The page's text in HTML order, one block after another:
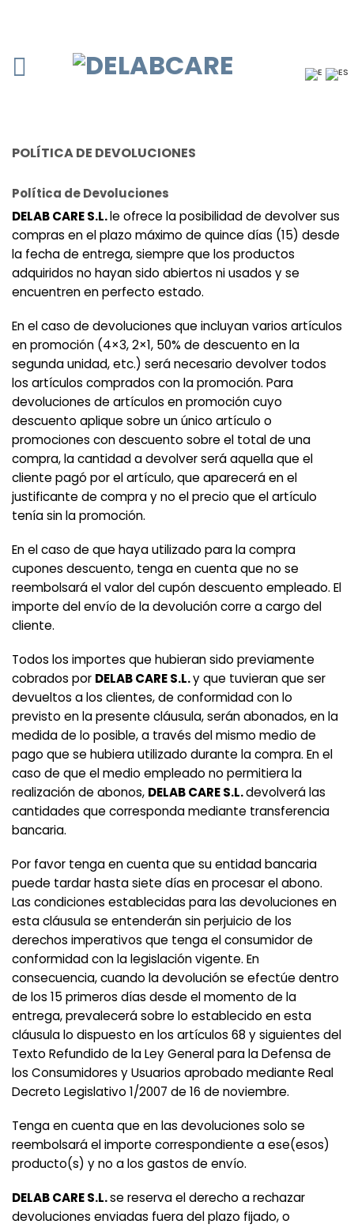
POLÍTICA DE DEVOLUCIONES
Política de Devoluciones
DELAB CARE S.L.le ofrece la posibilidad de devolver sus
compras en el plazo máximo de quince días (15) desde
la fecha de entrega, siempre que los productos
adquiridos no hayan sido abiertos ni usados y se
encuentren en perfecto estado.
En el caso de devoluciones que incluyan varios artículos
en promoción (4×3, 2×1, 50% de descuento en la
segunda unidad, etc.) será necesario devolver todos
los artículos comprados con la promoción. Para
devoluciones de artículos en promoción cuyo
descuento aplique sobre un único artículo o
promociones con descuento sobre el total de una
compra, la cantidad a devolver será aquella que el
cliente pagó por el artículo, que aparecerá en el
justificante de compra y no el precio que el artículo
tenía sin la promoción.
En el caso de que haya utilizado para la compra
cupones descuento, tenga en cuenta que no se
reembolsará el valor del cupón descuento empleado. El
importe del envío de la devolución corre a cargo del
cliente.
Todos los importes que hubieran sido previamente
cobrados por DELAB CARE S.L.y que tuvieran que ser
devueltos a los clientes, de conformidad con lo
previsto en la presente cláusula, serán abonados, en la
medida de lo posible, a través del mismo medio de
pago que se hubiera utilizado durante la compra. En el
caso de que el medio empleado no permitiera la
realización de abonos, DELAB CARE S.L.devolverá las
cantidades que corresponda mediante transferencia
bancaria.
Por favor tenga en cuenta que su entidad bancaria
puede tardar hasta siete días en procesar el abono.
Las condiciones establecidas para las devoluciones en
esta cláusula se entenderán sin perjuicio de los
derechos imperativos que tenga el consumidor de
conformidad con la legislación vigente. En
consecuencia, cuando la devolución se efectúe dentro
de los 15 primeros días desde el momento de la
entrega, prevalecerá sobre lo establecido en esta
cláusula lo dispuesto en los artículos 68 y siguientes del
Texto Refundido de la Ley General para la Defensa de
los Consumidores y Usuarios aprobado mediante Real
Decreto Legislativo 1/2007 de 16 de noviembre.
Tenga en cuenta que en las devoluciones solo se
reembolsará el importe correspondiente a ese(esos)
producto(s) y no a los gastos de envío.
DELAB CARE S.L.se reserva el derecho a rechazar
devoluciones enviadas fuera del plazo fijado, o